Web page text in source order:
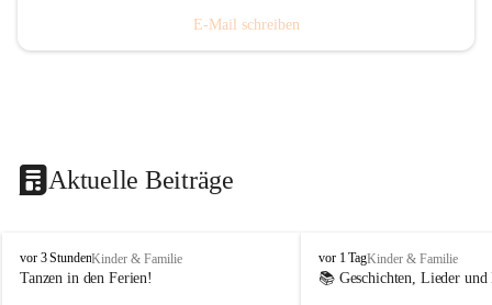
E-Mail schreiben
Aktuelle Beiträge
T
r
vor 3 StundenKinder & Familie
Tanzen in den Ferien!
T
r
vor 1 TagKinder & Familie
📚 Geschichten, Lieder und